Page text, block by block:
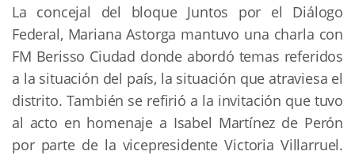
La concejal del bloque Juntos por el Diálogo
Federal, Mariana Astorga mantuvo una charla con
FM Berisso Ciudad donde abordó temas referidos
a la situación del país, la situación que atraviesa el
distrito. También se refirió a la invitación que tuvo
al acto en homenaje a Isabel Martínez de Perón
por parte de la vicepresidente Victoria Villarruel.